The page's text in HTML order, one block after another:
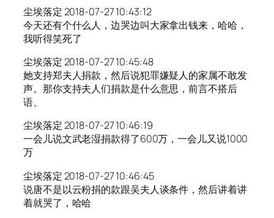
尘埃落定 2018-07-27 10:43:12
今天还有个什么人，边哭边叫大家拿出钱来，哈哈，
我听得笑死了
尘埃落定 2018-07-27 10:45:48
她支持郑夫人捐款，然后说犯罪嫌疑人的家属不敢发
声。那你支持夫人们捐款是什么意思，前言不搭后
语、
尘埃落定 2018-07-27 10:46:19
一会儿说文武老湿捐款得了600万，一会儿又说1000
万
尘埃落定 2018-07-27 10:46:45
说唐不是以云粉捐的款跟吴夫人谈条件，然后讲着讲
着就哭了，哈哈